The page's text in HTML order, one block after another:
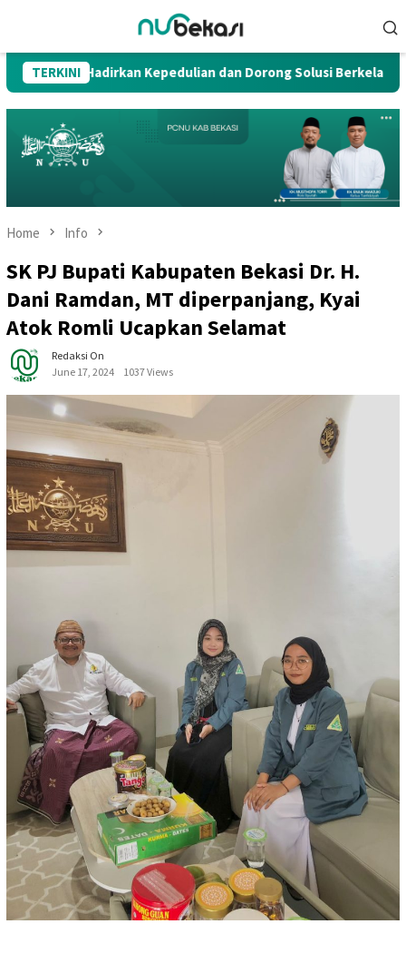
Menu
TERKINI
Hadirkan Kepedulian dan Dorong Solusi Berkelanjutan
Home Info
SK PJ Bupati Kabupaten Bekasi Dr. H.
Dani Ramdan, MT diperpanjang, Kyai
Atok Romli Ucapkan Selamat
Redaksi On
June 17, 2024
1037 Views